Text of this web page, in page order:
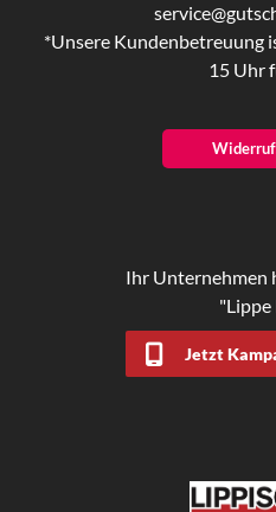
*Unsere Kundenbetreuung
15 Uhr
Ihr Unternehmen
"Lippe
Jetzt